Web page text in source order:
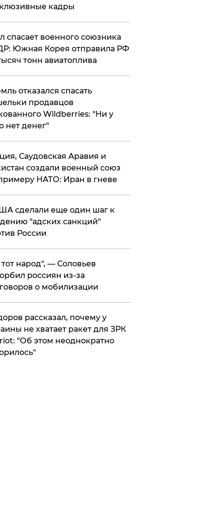
кадры
спасает военного союзника
Южная Корея отправила РФ
тонн авиатоплива
отказался спасать
продавцов
Wildberries: "Ни у
нет денег"
Саудовская Аравия и
создали военный союз
НАТО: Иран в гневе
сделали еще один шаг к
"адских санкций"
России
народ", — Соловьев
россиян из-за
о мобилизации
рассказал, почему у
не хватает ракет для ЗРК
"Об этом неоднократно